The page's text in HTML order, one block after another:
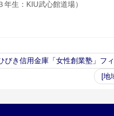
生：KIU武心館道場）
びき信用金庫「女性創業塾」フ
[地